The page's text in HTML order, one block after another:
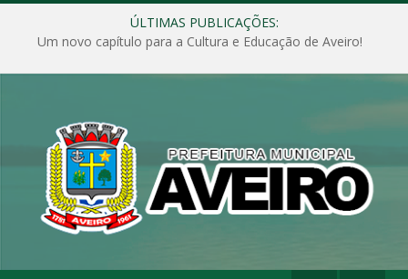
ÚLTIMAS PUBLICAÇÕES:
Um novo capítulo para a Cultura e Educação de Aveiro!